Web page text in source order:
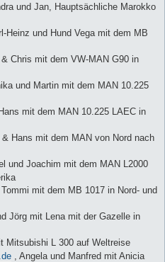
und Jan, Hauptsächliche Marokko
Heinz und Hund Vega mit dem MB
& Chris mit dem VW-MAN G90 in
und Martin mit dem MAN 10.225
mit dem MAN 10.225 LAEC in
& Hans mit dem MAN von Nord nach
und Joachim mit dem MAN L2000
Tommi mit dem MB 1017 in Nord- und
Jörg mit Lena mit der Gazelle in
Mitsubishi L 300 auf Weltreise
, Angela und Manfred mit Anicia